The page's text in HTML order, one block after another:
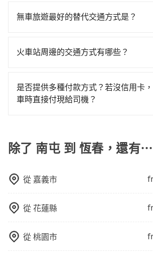
車，不僅每人至少額外負擔200元車資
拼車共乘服務，最多可再節省50%的交
春，預計的小轎車花費為$4,100或九人
者，租車地點可能離你的住家/辦公室/
要先自行加滿油，如遇到不肖業者，還
種莫名理由而被額外收費，風險可謂不
上台中市有些計程車司機不按錶計費，
屯到恆春的最佳選擇。
比較寬鬆且不介意耗時轉乘可選大眾運
車。 時間：需在特定時間到達目的地
則可搭乘大眾運輸。
車、私家車或野雞車在招攬生意，這不
都無法監控或追查。最好別為了省小錢
駕駛執照以及良民證外，車輛一定投
險。最好辨別叫的車是否合法，就看車
無車旅遊最好的替代交通方式是？
看您旅遊的目的地而定。您可以善用大
服務，由專人到府接送，讓您更加輕
火車站周邊的交通方式有哪些？
方式： 公車或客運：乘坐公車或客運
站，相對便宜經濟。 計程車：乘坐計
是否提供多種付款方式？若沒信用卡
車時直接付現給司機？
AFTEE 先享受後付款等。若您沒有信用
用 AFTEE 的服務，您可以在訂單成立
除了 南屯 到 恆春，還有⋯
從 嘉義市
從花蓮縣
從桃園市